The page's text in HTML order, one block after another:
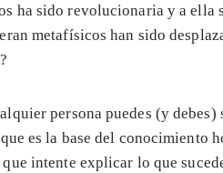
ha sido revolucionaria y a ella
metafísicos han sido
persona puedes (y debes)
es la base del conocimiento
intente explicar lo que